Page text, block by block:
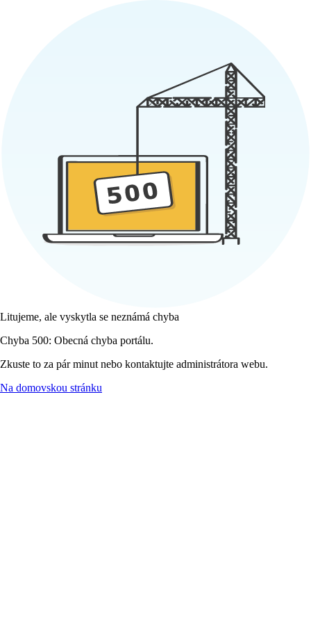
Litujeme, ale vyskytla se neznámá chyba
Chyba 500: Obecná chyba portálu.
Zkuste to za pár minut nebo kontaktujte administrátora webu.
Na domovskou stránku